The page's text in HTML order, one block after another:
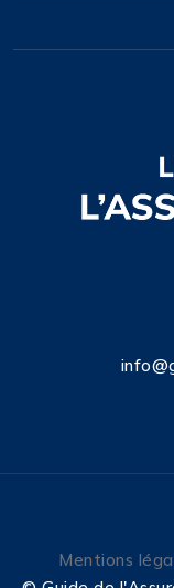
Mentions